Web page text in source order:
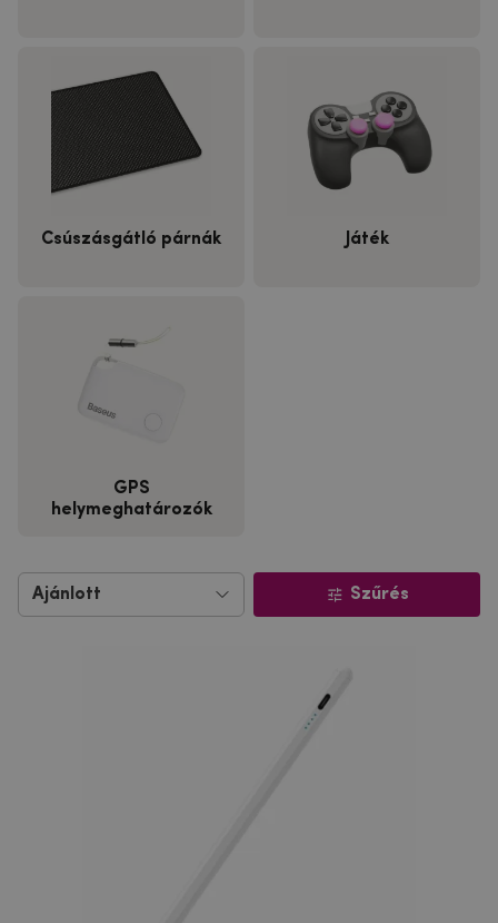
Csúszásgátló párnák Játék
GPS
helymeghatározók
Szűrés